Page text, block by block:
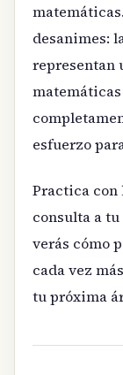
desanimes:
representan
esfuerzo
Practica con
consulta a
verás cómo
cada vez
tu próxima